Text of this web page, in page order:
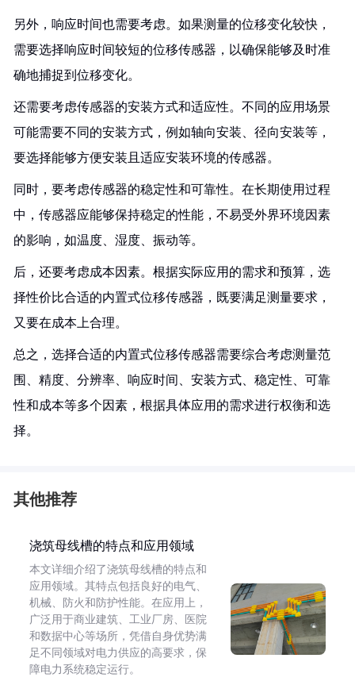
另外，响应时间也需要考虑。如果测量的位移变化较快，
需要选择响应时间较短的位移传感器，以确保能够及时准
确地捕捉到位移变化。
还需要考虑传感器的安装方式和适应性。不同的应用场景
可能需要不同的安装方式，例如轴向安装、径向安装等，
要选择能够方便安装且适应安装环境的传感器。
同时，要考虑传感器的稳定性和可靠性。在长期使用过程
中，传感器应能够保持稳定的性能，不易受外界环境因素
的影响，如温度、湿度、振动等。
后，还要考虑成本因素。根据实际应用的需求和预算，选
择性价比合适的内置式位移传感器，既要满足测量要求，
又要在成本上合理。
总之，选择合适的内置式位移传感器需要综合考虑测量范
围、精度、分辨率、响应时间、安装方式、稳定性、可靠
性和成本等多个因素，根据具体应用的需求进行权衡和选
择。
其他推荐
浇筑母线槽的特点和应用领域
本文详细介绍了浇筑母线槽的特点和
应用领域。其特点包括良好的电气、
机械、防火和防护性能。在应用上，
广泛用于商业建筑、工业厂房、医院
和数据中心等场所，凭借自身优势满
足不同领域对电力供应的高要求，保
障电力系统稳定运行。